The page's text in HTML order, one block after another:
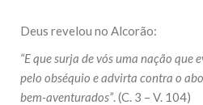
Deus revelou no Alcorão:
“E que surja de vós uma nação que
pelo obséquio e advirta contra o
bem-aventurados”. (C. 3 – V. 104)